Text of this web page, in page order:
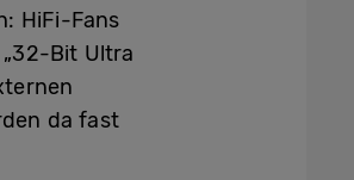
HiFi-Fans
Bit Ultra
da fast